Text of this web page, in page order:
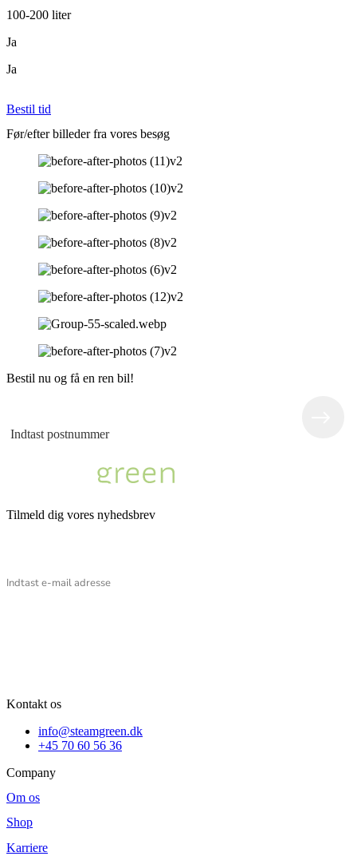
100-200 liter
Ja
Ja
Bestil tid
Før/efter billeder fra vores besøg
Bestil nu og få en ren bil!
Tilmeld dig vores nyhedsbrev
Kontakt os
info@steamgreen.dk
+45 70 60 56 36
Company
Om os
Shop
Karriere